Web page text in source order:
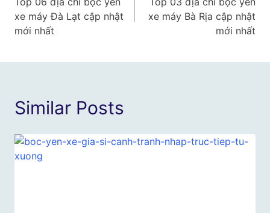
hướng
bài
viết
xe máy Đà Lạt cập nhật
mới nhất
xe máy Bà Rịa cập nhật
mới nhất
Similar Posts